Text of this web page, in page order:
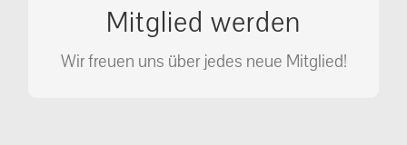
Mitglied werden
Wir freuen uns über jedes neue Mitglied!
Mitglied.
MITGLIED WERDEN